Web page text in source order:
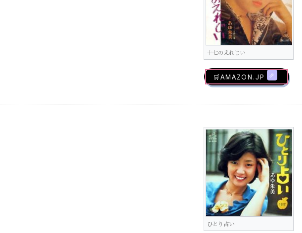
十七のえれじい
🛒AMAZON.jp
ひとり占い